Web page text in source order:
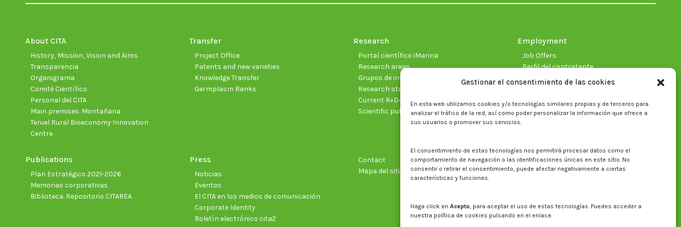
Gestionar el consentimiento de las cookies
En esta web utilizamos cookies y/o tecnologías similares propias y de terceros para
analizar el tráfico de la red, así como poder personalizar la información que ofrece a
sus usuarios o promover sus servicios.
El consentimiento de estas tecnologías nos permitirá procesar datos como el
comportamiento de navegación o las identificaciones únicas en este sitio. No
consentir o retirar el consentimiento, puede afectar negativamente a ciertas
características y funciones.
Haga click en Acepto, para aceptar el uso de estas tecnologías. Puedes acceder a
nuestra política de cookies pulsando en el enlace.
new new new new new new
About CITA
History, Mission, Vision and Aims
Transparencia
Organigrama
Comité Científico
Personal del CITA
Main premises. Montañana
Teruel Rural Bioeconomy Innovation
Centre
Transfer
Project Office
Patents and new varieties
Knowledge Transfer
Germplasm Banks
Research
Portal científico iMarina
Research areas
Grupos de investigación
Research staff
Current R+D+I projects
Scientific publications
Employment
Job Offers
Perfil del contratante
Publications
Plan Estratégico 2021-2026
Memorias corporativas
Biblioteca. Repositorio CITAREA
Press
Noticias
Eventos
El CITA en los medios de comunicación
Corporate Identity
Boletín electrónico cita2
Contact
Mapa del sitio web
Search on CITA website
Search: